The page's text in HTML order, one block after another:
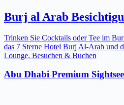
Burj al Arab
Trinken Sie Cocktails oder Tee im
das 7 Sterne Hotel Burj Al-Arab und
Lounge. Besuchen & Buchen
Abu Dhabi Premium